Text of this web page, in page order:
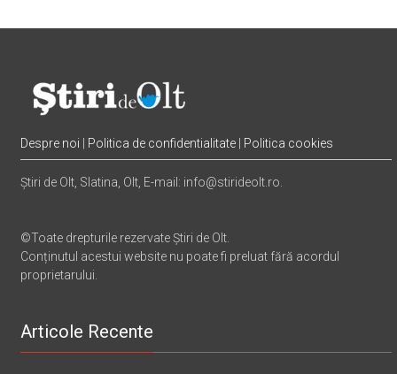
Despre noi Politica de confidentialitate Politica cookies
Știri de Olt, Slatina, Olt, E-mail: info@stirideolt.ro.
©Toate drepturile rezervate Știri de Olt.
Conținutul acestui website nu poate fi preluat fără acordul
proprietarului.
Articole Recente